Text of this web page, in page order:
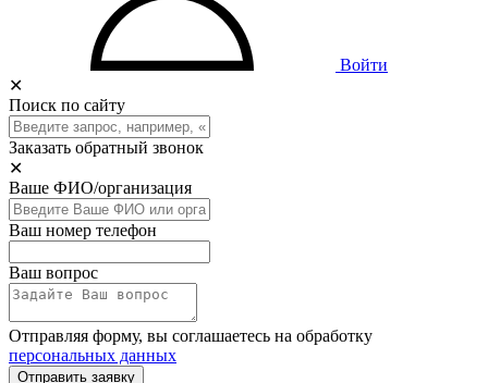
Войти
✕
Поиск по сайту
Заказать обратный звонок
✕
Ваше ФИО/организация
Ваш номер телефон
Ваш вопрос
Отправляя форму, вы соглашаетесь на обработку
персональных данных
Отправить заявку